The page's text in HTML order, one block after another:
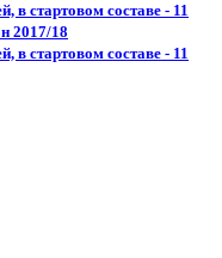
в стартовом составе - 11
2017/18
в стартовом составе - 11